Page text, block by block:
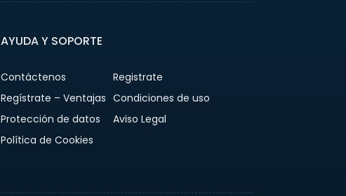
AYUDA Y SOPORTE
Contáctenos
Registrate
Regístrate – Ventajas Condiciones de uso
Protección de datos
Aviso Legal
Política de Cookies